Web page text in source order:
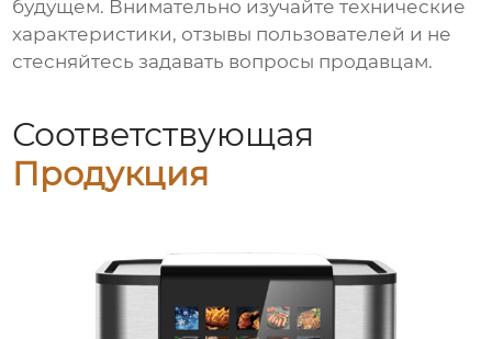
будущем. Внимательно изучайте технические
характеристики, отзывы пользователей и не
стесняйтесь задавать вопросы продавцам.
Соответствующая
Продукция